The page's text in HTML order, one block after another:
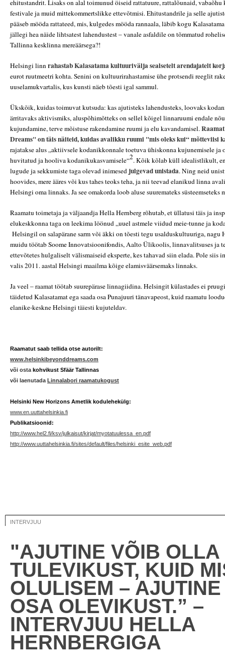
ehitustandrit. Lisaks on alal toimunud öiseid rattatuure, rattalõunaid, vabaõhu
festivale ja muid mittekommertslikke ettevõtmisi. Ehitustandrile ja selle
pääseb mööda rattateed, mis, kulgedes mööda rannaala, läbib kogu
jällegi hea näide lihtsatest lahendustest – vanale asfaldile on tõmmatud
Tallinna kesklinna mereäärsega?!
Helsingi linnrahastab Kalasatama kultuurivälja sealsetelt arendajatelt
eurot ruutmeetri kohta. Senini on kultuurirahastamise ühe protsendi reeglit
uuselamukvartalis, kus kunsti näeb tõesti igal sammul.
Ükskõik, kuidas toimuvat kutsuda: kas ajutisteks lahendusteks, loovaks
ärritavaks aktivismiks, aluspõhimõtteks on sellel kõigel linnaruumi endale
kujundamine, terve mõistuse rakendamine ruumi ja elu kavandamisel.
Dreams" on täis näiteid, kuidas avalikku ruumi "mis oleks kui“ mõtteviisi
rajatakse alus „aktiivsele kodanikkonnale toetuva ühiskonna kujunemisele ja
huvitatud ja hooliva kodanikukasvamisele“2. Kõik kõlab küll idealistlikult,
lugude ja sekkumiste taga olevad inimesed julgevad unistada. Ning neid
hoovides, mere ääres või kus tahes teoks teha, ja nii teevad elanikud linna
Helsingi oma linnaks. Ja see omakorda loob aluse suuremateks süsteemseteks
Raamatu toimetaja ja väljaandja Hella Hernberg rõhutab, et üllatusi täis ja
elukeskkonna taga on leekima löönud „uuel astmele viidud meie-tunne ja
Helsingil on salapärane sarm või äkki on tõesti tegu usalduskultuuriga, nagu
muidu töötab Soome Innovatsioonifondis, Aalto Ülikoolis, linnavalitsuses ja
ettevõtetes hulgaliselt välismaiseid eksperte, kes tahavad siin elada. Pole siis
valis 2011. aastal Helsingi maailma kõige elamisväärsemaks linnaks.
Ja veel – raamat töötab suurepärase linnagiidina. Helsingit külastades ei
täidetud Kalasatamat ega saada osa Punajuuri tänavapeost, kuid raamatu
elanike-keskne Helsingi täiesti kujuteldav.
Raamatut saab tellida otse autorilt:
www.helsinkibeyonddreams.com
või osta kohvikust Sfäär Tallinnas
või laenutada Linnalabori raamatukogust
Helsinki New Horizons Ametlik kodulehekülg:
www.en.uuttahelsinkia.fi
Publikatsioonid:
http://www.hel2.fi/ksv/julkaisut/kirjat/myotatuulessa_en.pdf
http://www.uuttahelsinkia.fi/sites/default/files/helsinki_esite_web.pdf
INTERVJUU
"AJUTINE VÕIB OLLA
TULEVIKUST, KUID
OLULISEM –
OSA OLEVIKUST.” –
INTERVJUU HELLA
HERNBERGIGA